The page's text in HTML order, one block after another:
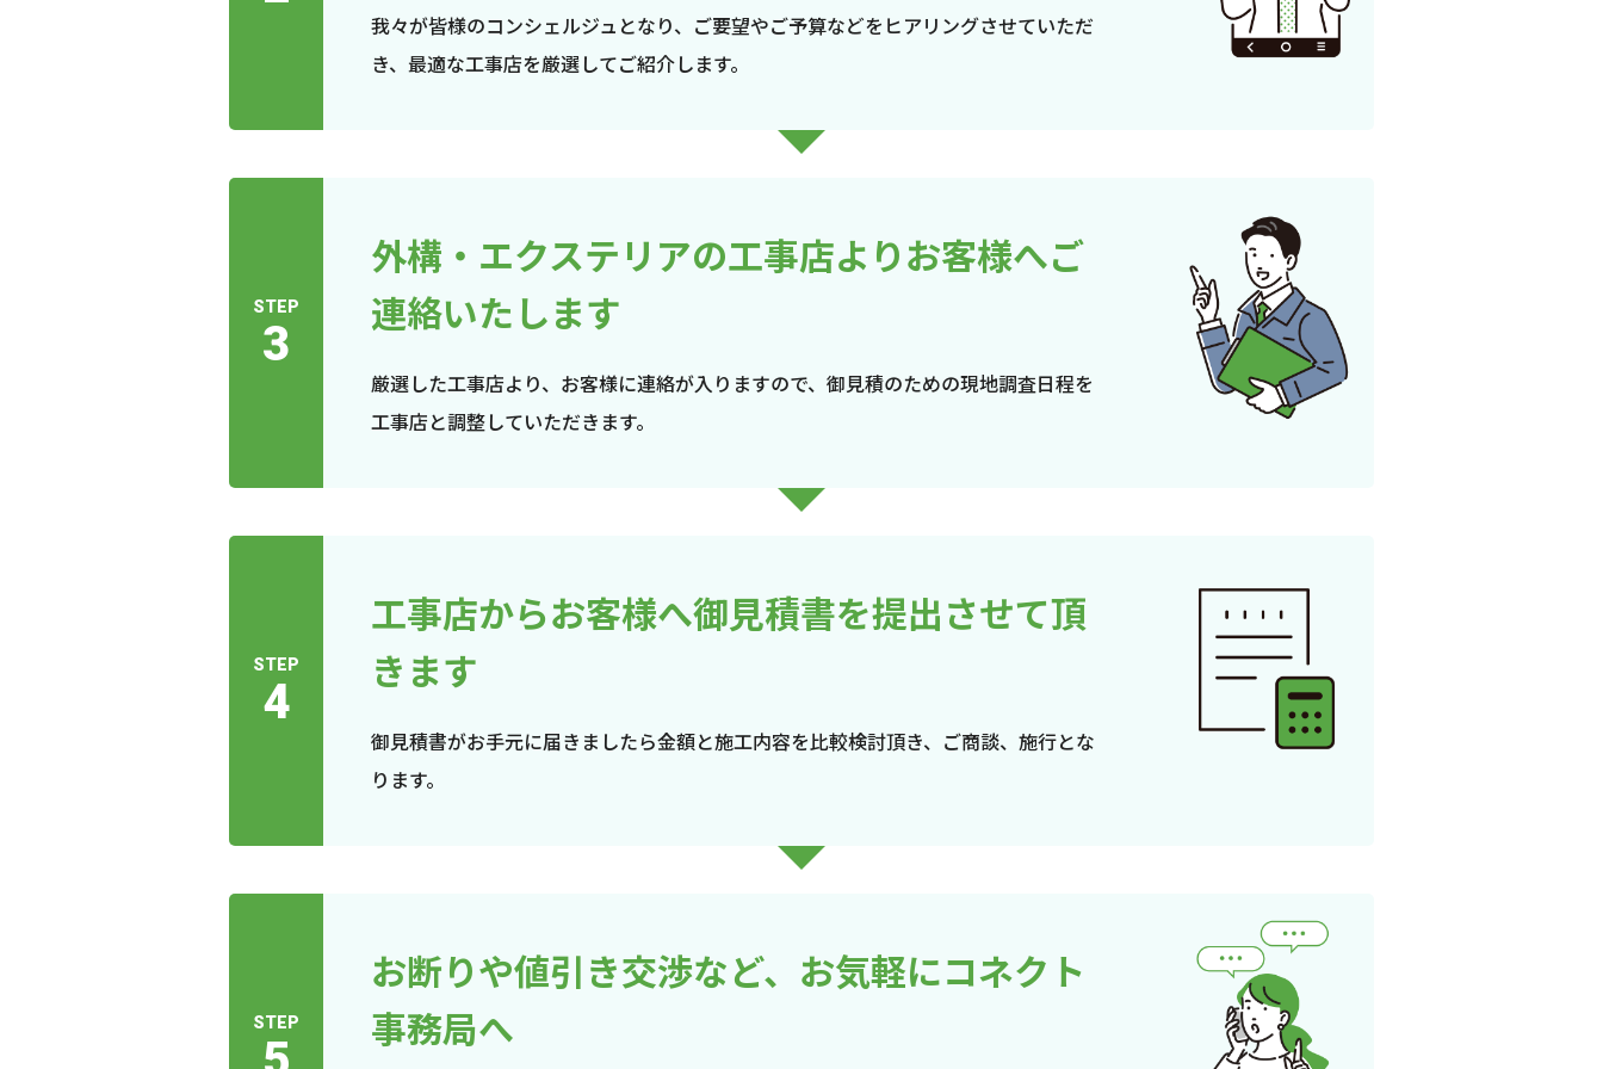
我々が皆様のコンシェルジュとなり、ご要望やご予算などをヒアリングさせていただ
き、最適な工事店を厳選してご紹介します。
STEP
3
外構・エクステリアの工事店よりお客様へご
連絡いたします
厳選した工事店より、お客様に連絡が入りますので、御見積のための現地調査日程を
工事店と調整していただきます。
STEP
4
工事店からお客様へ御見積書を提出させて頂
きます
御見積書がお手元に届きましたら金額と施工内容を比較検討頂き、ご商談、施行とな
ります。
STEP
お断りや値引き交渉など、お気軽にコネクト
事務局へ